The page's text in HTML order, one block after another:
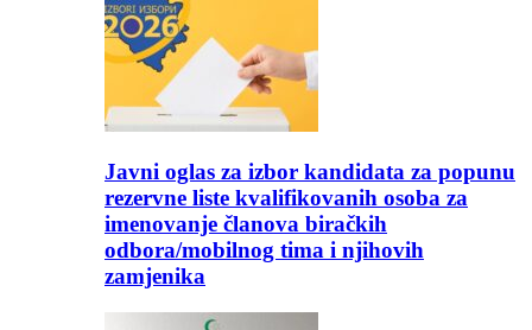
Javni oglas za izbor kandidata za popunu
rezervne liste kvalifikovanih osoba za
imenovanje članova biračkih
odbora/mobilnog tima i njihovih
zamjenika